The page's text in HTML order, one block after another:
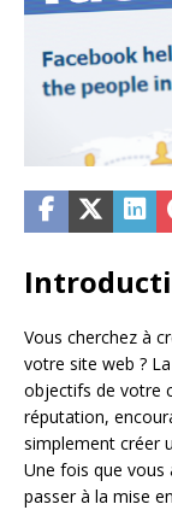
Vous cherchez à
votre site web ?
objectifs de votre
réputation,
simplement créer
Une fois que
passer à la mise